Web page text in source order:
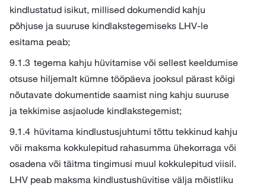
kindlustatud isikut, millised dokumendid kahju
põhjuse ja suuruse kindlakstegemiseks LHV-le
esitama peab;
tegema kahju hüvitamise või sellest keeldumise
otsuse hiljemalt kümne tööpäeva jooksul pärast kõigi
nõutavate dokumentide saamist ning kahju suuruse
ja tekkimise asjaolude kindlakstegemist;
hüvitama kindlustusjuhtumi tõttu tekkinud kahju
või maksma kokkulepitud rahasumma ühekorraga või
osadena või täitma tingimusi muul kokkulepitud viisil.
LHV peab maksma kindlustushüvitise välja mõistliku